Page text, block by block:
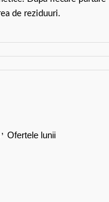
de reziduuri.
, Ofertele lunii